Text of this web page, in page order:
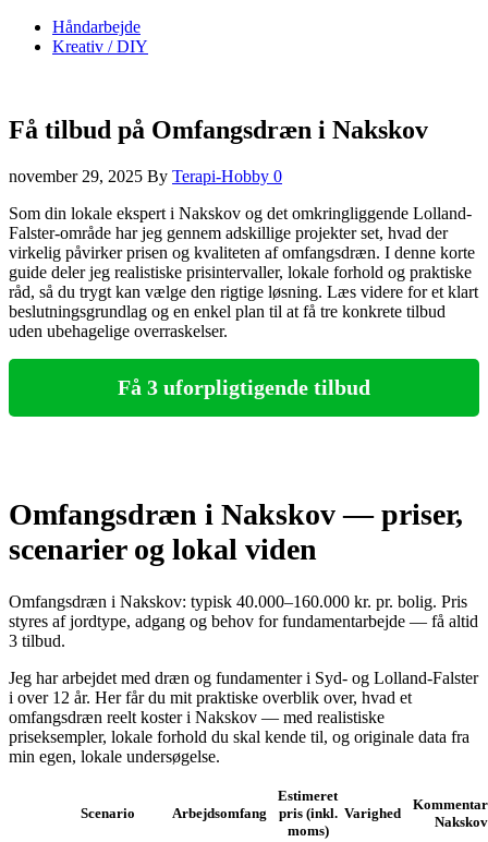
Håndarbejde
Kreativ / DIY
Få tilbud på Omfangsdræn i Nakskov
november 29, 2025 By Terapi-Hobby 0
Som din lokale ekspert i Nakskov og det omkringliggende Lolland-
Falster-område har jeg gennem adskillige projekter set, hvad der
virkelig påvirker prisen og kvaliteten af omfangsdræn. I denne korte
guide deler jeg realistiske prisintervaller, lokale forhold og praktiske
råd, så du trygt kan vælge den rigtige løsning. Læs videre for et klart
beslutningsgrundlag og en enkel plan til at få tre konkrete tilbud
uden ubehagelige overraskelser.
Få 3 uforpligtigende tilbud
Omfangsdræn i Nakskov — priser,
scenarier og lokal viden
Omfangsdræn i Nakskov: typisk 40.000–160.000 kr. pr. bolig. Pris
styres af jordtype, adgang og behov for fundamentarbejde — få altid
3 tilbud.
Jeg har arbejdet med dræn og fundamenter i Syd- og Lolland-Falster
i over 12 år. Her får du mit praktiske overblik over, hvad et
omfangsdræn reelt koster i Nakskov — med realistiske
priseksempler, lokale forhold du skal kende til, og originale data fra
min egen, lokale undersøgelse.
Scenario Arbejdsomfang
Estimeret
pris (inkl.
moms)
Varighed
Nakskov